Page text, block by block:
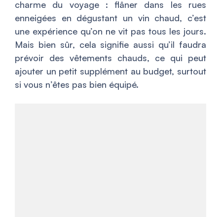
charme du voyage : flâner dans les rues
enneigées en dégustant un vin chaud, c’est
une expérience qu’on ne vit pas tous les jours.
Mais bien sûr, cela signifie aussi qu’il faudra
prévoir des vêtements chauds, ce qui peut
ajouter un petit supplément au budget, surtout
si vous n’êtes pas bien équipé.